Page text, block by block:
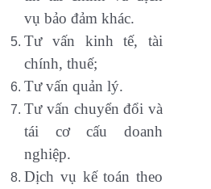
vụ bảo đảm khác.
Tư vấn kinh tế, tài
chính, thuế;
Tư vấn quản lý.
Tư vấn chuyển đổi và
tái cơ cấu doanh
nghiệp.
Dịch vụ kế toán theo